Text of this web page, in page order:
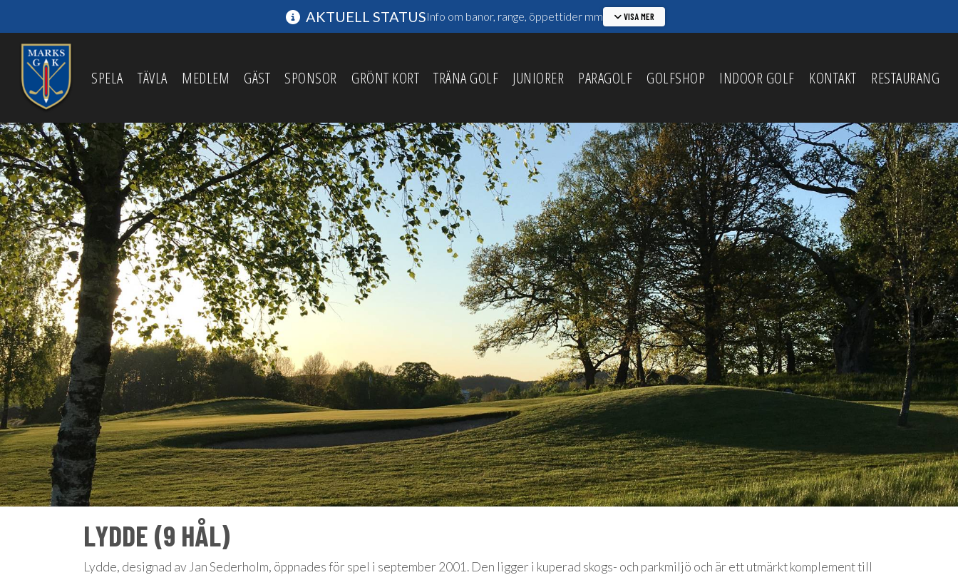
AKTUELL STATUSInfo om banor, range, öppettider mm VISA MER
SPELA TÄVLA MEDLEM GÄST SPONSOR GRÖNT KORT TRÄNA GOLF JUNIORER PARAGOLF GOLFSHOP INDOOR GOLF KONTAKT RESTAURANG
LYDDE (9 HÅL)
Lydde, designad av Jan Sederholm, öppnades för spel i september 2001. Den ligger i kuperad skogs- och parkmiljö och är ett utmärkt komplement till